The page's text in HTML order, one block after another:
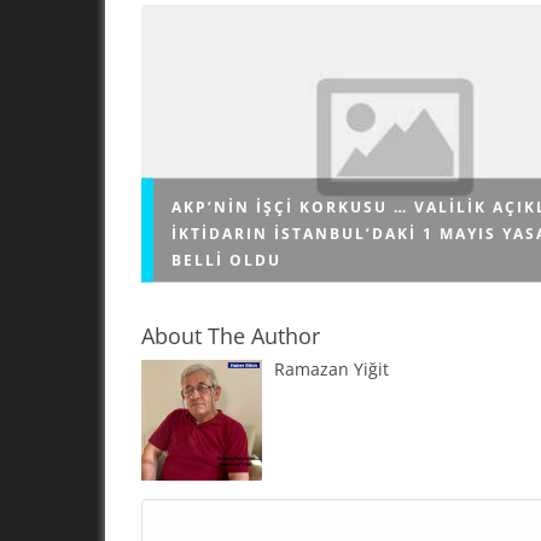
AKP’NIN IŞÇI KORKUSU … VALILIK
İKTIDARIN İSTANBUL’DAKI 1 MAYIS
BELLI OLDU
AKP'nin 1 Mayıs korkusu bu yıl da devam
Valiliği, 1 Mayıs Emek ve Dayanışma Günü
About The Author
Ramazan Yiğit